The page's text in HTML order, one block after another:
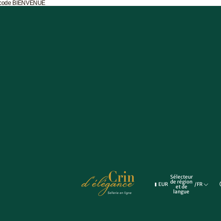
BIENVENUE
EUR
Sélecteur
de région
et de
langue
/FR